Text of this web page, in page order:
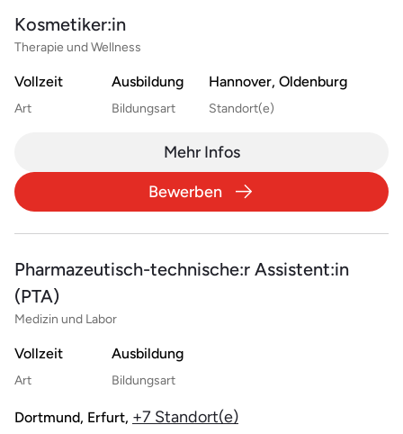
Kosmetiker:in
Therapie und Wellness
Vollzeit
Art
Ausbildung
Bildungsart
Hannover, Oldenburg
Standort(e)
Mehr Infos
Bewerben
Pharmazeutisch-technische:r Assistent:in
(PTA)
Medizin und Labor
Vollzeit
Art
Ausbildung
Bildungsart
Dortmund, Erfurt, +7 Standort(e)